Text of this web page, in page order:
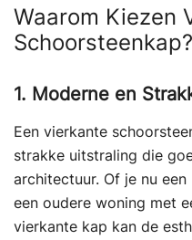
Waarom Kiezen
Schoorsteenkap?
1. Moderne en
Een vierkante
strakke uitstraling die
architectuur. Of je nu
een oudere woning met
vierkante kap kan de